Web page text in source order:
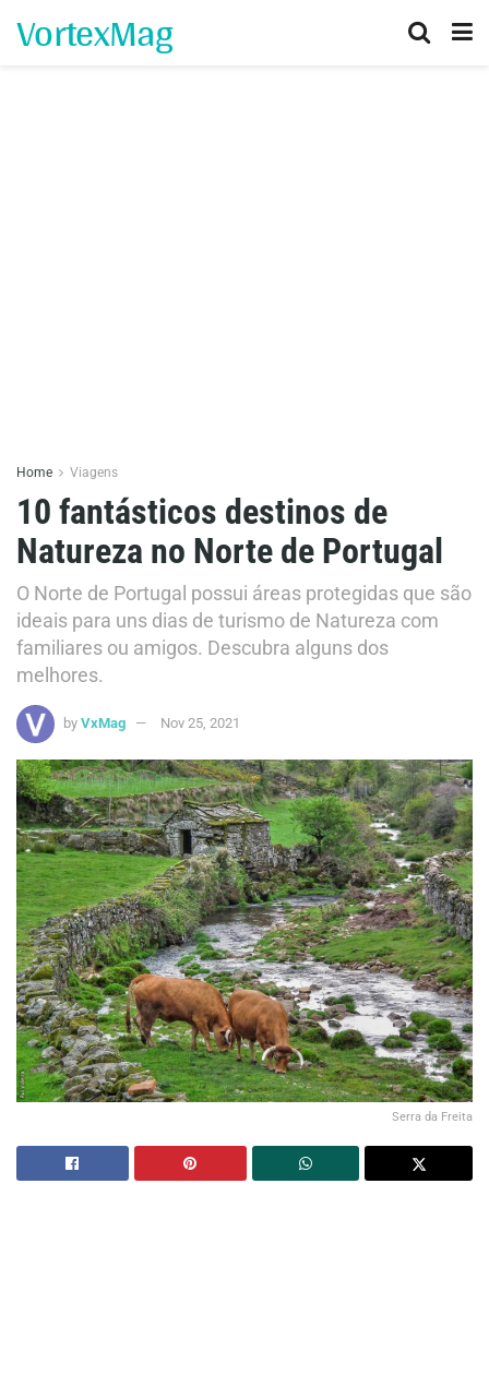
VortexMag
Home Viagens
10 fantásticos destinos de
Natureza no Norte de Portugal
O Norte de Portugal possui áreas protegidas que são
ideais para uns dias de turismo de Natureza com
familiares ou amigos. Descubra alguns dos
melhores.
by VxMag Nov 25, 2021
Serra da Freita